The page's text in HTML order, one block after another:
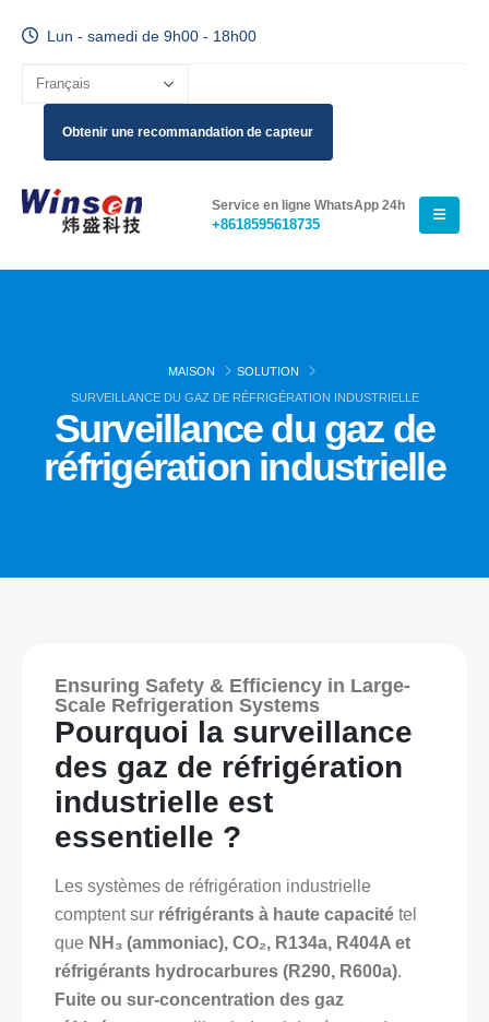
Lun - samedi de 9h00 - 18h00
Obtenir une recommandation de capteur
Service en ligne WhatsApp 24h
+8618595618735
MAISON
SOLUTION
SURVEILLANCE DU GAZ DE RÉFRIGÉRATION INDUSTRIELLE
Surveillance du gaz de
réfrigération industrielle
Ensuring Safety & Efficiency in Large-
Scale Refrigeration Systems
Pourquoi la surveillance
des gaz de réfrigération
industrielle est
essentielle ?
Les systèmes de réfrigération industrielle
comptent sur réfrigérants à haute capacité tel
que NH₃ (ammoniac), CO₂, R134a, R404A et
réfrigérants hydrocarbures (R290, R600a).
Fuite ou sur-concentration des gaz